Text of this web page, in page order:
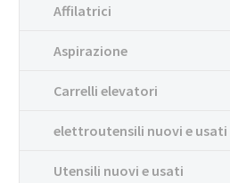
Affilatrici
Aspirazione
Carrelli elevatori
elettroutensili nuovi e usati
Utensili nuovi e usati